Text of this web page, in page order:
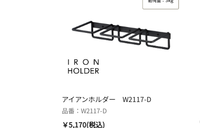
アイアンホルダー W2117-D
品番：W2117-D
￥5,170(税込)